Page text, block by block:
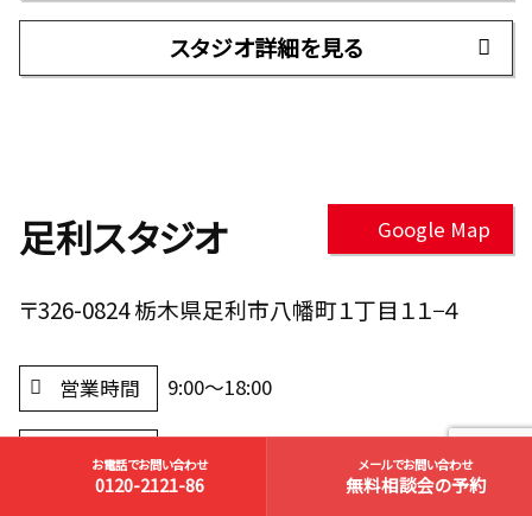
スタジオ詳細を見る
足利スタジオ Google Map
〒326-0824 栃木県足利市八幡町１丁目１１−４
営業時間 9:00～18:00
定休日 毎週水曜日（祝日は翌木曜日定休）
お電話でお問い合わせ
0120-2121-86
メールでお問い合わせ
無料相談会の予約